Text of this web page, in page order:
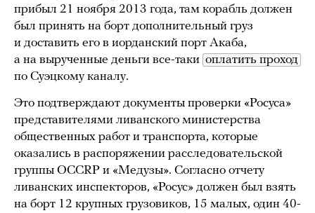
прибыл 21 ноября 2013 года, там корабль должен
был принять на борт дополнительный груз
и доставить его в иорданский порт Акаба,
а на вырученные деньги все-таки оплатить проход
по Суэцкому каналу.
Это подтверждают документы проверки «Росуса»
представителями ливанского министерства
общественных работ и транспорта, которые
оказались в распоряжении расследовательской
группы OCCRP и «Медузы». Согласно отчету
ливанских инспекторов, «Росус» должен был взять
на борт 12 крупных грузовиков, 15 малых, один 40-